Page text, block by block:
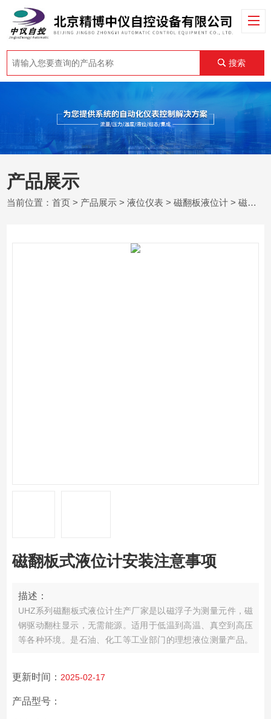
搜索
产品展示
当前位置：首页 > 产品展示 >液位仪表 >磁翻板液位计 > 磁翻板式液位计安装注意事项
磁翻板式液位计安装注意事项
描述：
UHZ系列磁翻板式液位计生产厂家是以磁浮子为测量元件，磁
钢驱动翻柱显示，无需能源。适用于低温到高温、真空到高压
等各种环境。是石油、化工等工业部门的理想液位测量产品。
更新时间： 2025-02-17
产品型号：